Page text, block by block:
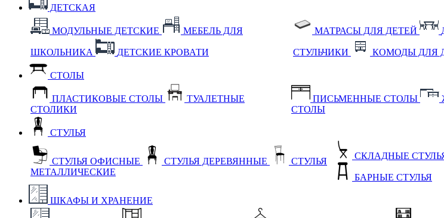
ДЕТСКАЯ
МОДУЛЬНЫЕ ДЕТСКИЕ МЕБЕЛЬ ДЛЯ
ШКОЛЬНИКА ДЕТСКИЕ КРОВАТИ
МАТРАСЫ ДЛЯ ДЕТЕЙ
СТУЛЬЧИКИ КОМОДЫ ДЛЯ
СТОЛЫ
ПЛАСТИКОВЫЕ СТОЛЫ
ТУАЛЕТНЫЕ
СТОЛИКИ
ПИСЬМЕННЫЕ СТОЛЫ
СТОЛЫ
СТУЛЬЯ
СТУЛЬЯ ОФИСНЫЕ СТУЛЬЯ ДЕРЕВЯННЫЕ
СТУЛЬЯ
МЕТАЛЛИЧЕСКИЕ
СКЛАДНЫЕ
БАРНЫЕ СТУЛЬЯ
ШКАФЫ И ХРАНЕНИЕ